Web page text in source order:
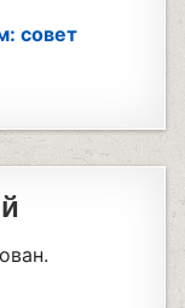
совет